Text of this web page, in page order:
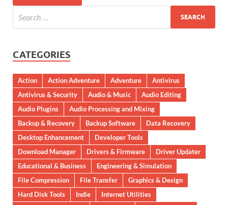
CATEGORIES
Action Action Adventure Adventure
Antivirus
Antivirus & Security
Audio & Music
Audio Editing
Audio Plugins
Audio Processing and Mixing
Backup & Recovery
Backup Software
Data Recovery
Desktop Enhancement
Developer Tools
Download Manager
Drivers & Firmware
Driver Updater
Educational & Business
Engineering & Simulation
File Compression
File Transfer
Graphics & Design
Hard Disk Tools
Indie
Internet Utilities